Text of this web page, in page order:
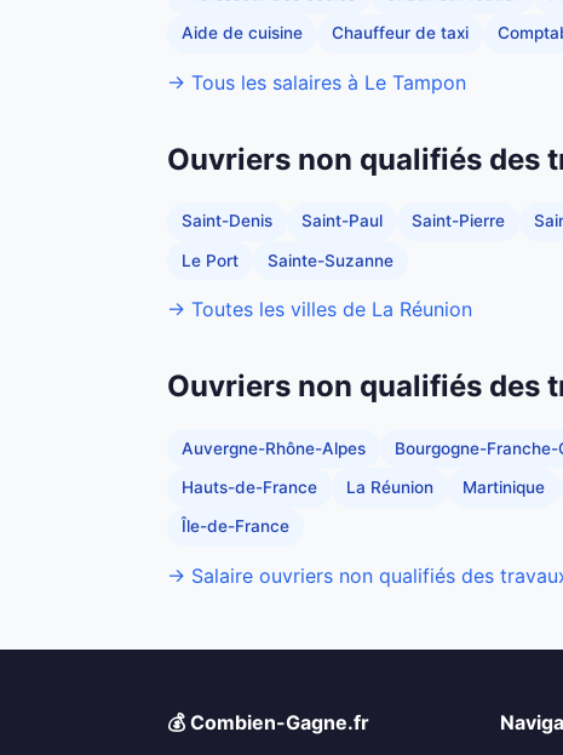
Aide de cuisine Chauffeur de taxi
→ Tous les salaires à Le Tampon
Ouvriers non qualifiés des
Saint-Denis Saint-Paul Saint-Pierre
Le Port Sainte-Suzanne
→ Toutes les villes de La Réunion
Ouvriers non qualifiés des
Auvergne-Rhône-Alpes Bourgogne-Franche-
Hauts-de-France La Réunion Martinique
Île-de-France
→ Salaire ouvriers non qualifiés des
💰 Combien-Gagne.fr